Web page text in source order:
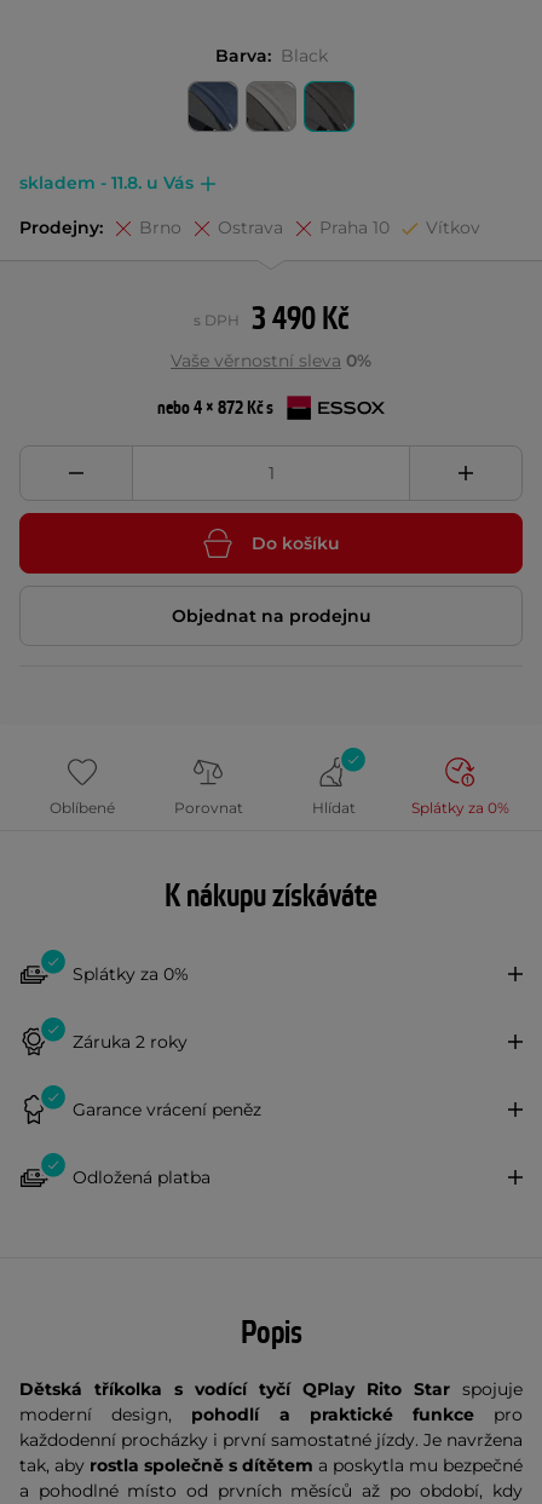
Barva: Black
skladem - 11.8. u Vás
Prodejny: Brno Ostrava Praha 10 Vítkov
3 490 Kč
s DPH
Vaše věrnostní sleva 0%
nebo 4 × 872 Kč s
Do košíku
Objednat na prodejnu
Oblíbené Porovnat Hlídat Splátky za 0%
K nákupu získáváte
Splátky za 0%
Záruka 2 roky
Garance vrácení peněz
Odložená platba
Popis
Dětská tříkolka s vodící tyčí QPlay Rito Star spojuje
moderní design, pohodlí a praktické funkce pro
každodenní procházky i první samostatné jízdy. Je navržena
tak, aby rostla společně s dítětem a poskytla mu bezpečné
a pohodlné místo od prvních měsíců až po období, kdy